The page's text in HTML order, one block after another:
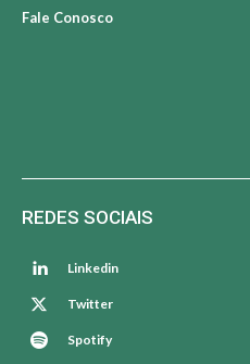
Termos de Uso, Política de
Privacidade e Proteção de
REDES SOCIAIS